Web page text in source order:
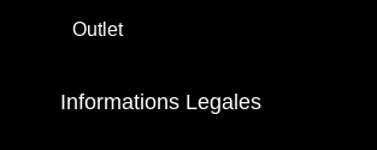
Outlet
Informations Legales